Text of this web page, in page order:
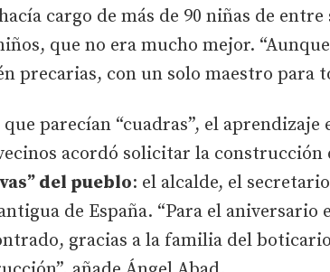
cargo de más de 90 niñas de
que no era mucho mejor.
precarias, con un solo maestro para
que parecían “cuadras”, el
acordó solicitar la construcción
del pueblo: el alcalde, el
de España. “Para el
gracias a la familia del